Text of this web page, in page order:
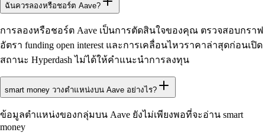
ฉันควรลองหรือชอร์ต Aave?
การลองหรือชอร์ต Aave เป็นการตัดสินใจของคุณ ตรวจสอบกราฟ
อัตรา funding open interest และการเคลื่อนไหวราคาล่าสุดก่อนเปิด
สถานะ Hyperdash ไม่ได้ให้คำแนะนำการลงทุน
smart money วางตำแหน่งบน Aave อย่างไร?
ข้อมูลตำแหน่งของกลุ่มบน Aave ยังไม่เพียงพอที่จะอ่าน smart
money